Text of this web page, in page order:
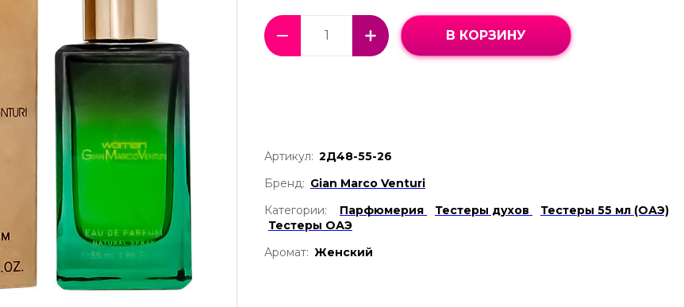
В КОРЗИНУ
Артикул: 2Д48-55-26
Бренд: Gian Marco Venturi
Категории:
Парфюмерия Тестеры духов
Тестеры 55 мл (ОАЭ)
Тестеры ОАЭ
Аромат: Женский